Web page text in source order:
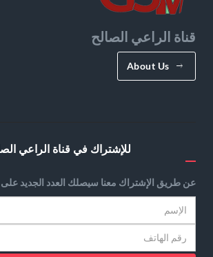
قناة الراعي الصالح
About Us
للإشتراك في قناة الراعي
عن طريق الإشتراك معنا سيصلك العدد الجديد على